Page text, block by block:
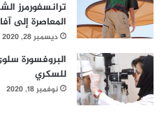
ترانسفورمرز
المعاصرة إلى
ديسمبر 28, 2020
البروفسورة
للسكري
نوفمبر 18, 2020